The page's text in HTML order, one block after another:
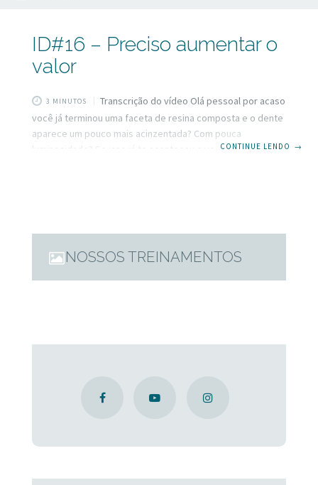
ID#16 – Preciso aumentar o
valor
3 MINUTOS
Transcrição do vídeo Olá pessoal por acaso
você já terminou uma faceta de resina composta e o dente
aparece um pouco mais acinzentada? Com pouca
luminosidade? Se isso já te aconteceu e você quer saber
CONTINUE LENDO →
NOSSOS TREINAMENTOS